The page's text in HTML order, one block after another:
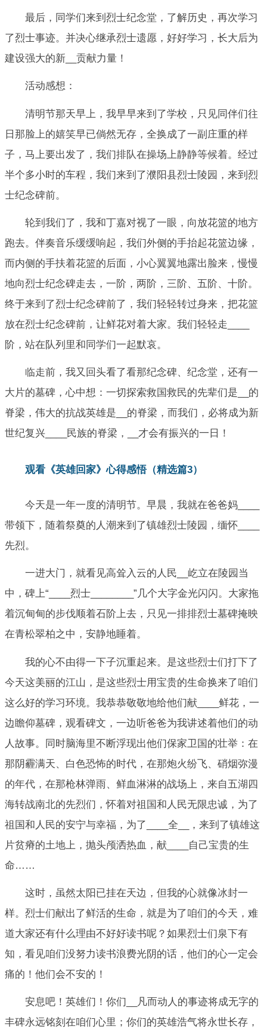
最后，同学们来到烈士纪念堂，了解历史，再次学习
了烈士事迹。并决心继承烈士遗愿，好好学习，长大后为
建设强大的新__贡献力量！
活动感想：
清明节那天早上，我早早来到了学校，只见同伴们往
日那脸上的嬉笑早已倘然无存，全换成了一副庄重的样
子，马上要出发了，我们排队在操场上静静等候着。经过
半个多小时的车程，我们来到了濮阳县烈士陵园，来到烈
士纪念碑前。
轮到我们了，我和丁嘉对视了一眼，向放花篮的地方
跑去。伴奏音乐缓缓响起，我们外侧的手抬起花篮边缘，
而内侧的手扶着花篮的后面，小心翼翼地露出脸来，慢慢
地向烈士纪念碑走去，一阶，两阶，三阶、五阶、十阶。
终于来到了烈士纪念碑前了，我们轻轻转过身来，把花篮
放在烈士纪念碑前，让鲜花对着大家。我们轻轻走____
阶，站在队列里和同学们一起默哀。
临走前，我又回头看了看那纪念碑、纪念堂，还有一
大片的墓碑，心中想：一切探索救国救民的先辈们是__的
脊梁，伟大的抗战英雄是__的脊梁，而我们，必将成为新
世纪复兴____民族的脊梁，__才会有振兴的一日！
观看《英雄回家》心得感悟（精选篇3）
今天是一年一度的清明节。早晨，我就在爸爸妈____
带领下，随着祭奠的人潮来到了镇雄烈士陵园，缅怀____
先烈。
一进大门，就看见高耸入云的人民__屹立在陵园当
中，碑上“____烈士________”几个大字金光闪闪。大家拖
着沉甸甸的步伐顺着石阶上去，只见一排排烈士墓碑掩映
在青松翠柏之中，安静地睡着。
我的心不由得一下子沉重起来。是这些烈士们打下了
今天这美丽的江山，是这些烈士用宝贵的生命换来了咱们
这么好的学习环境。我恭恭敬敬地给他们献____鲜花，一
边瞻仰墓碑，观看碑文，一边听爸爸为我讲述着他们的动
人故事。同时脑海里不断浮现出他们保家卫国的壮举：在
那阴霾满天、白色恐怖的时代，在那炮火纷飞、硝烟弥漫
的年代，在那枪林弹雨、鲜血淋淋的战场上，来自五湖四
海转战南北的先烈们，怀着对祖国和人民无限忠诚，为了
祖国和人民的安宁与幸福，为了____全__，来到了镇雄这
片贫瘠的土地上，抛头颅洒热血，献____自己宝贵的生
命……
这时，虽然太阳已挂在天边，但我的心就像冰封一
样。烈士们献出了鲜活的生命，就是为了咱们的今天，难
道大家还有什么理由不好好读书呢？如果烈士们泉下有
知，看见咱们没努力读书浪费光阴的话，他们的心一定会
痛的！他们会不安的！
安息吧！英雄们！你们__凡而动人的事迹将成无字的
丰碑永远铭刻在咱们心里；你们的英雄浩气将永世长存，